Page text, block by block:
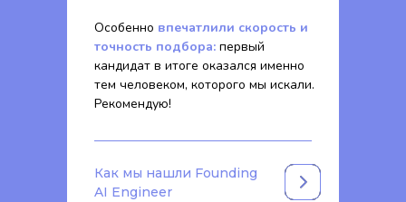
Особенно впечатлили скорость и
точность подбора: первый
кандидат в итоге оказался именно
тем человеком, которого мы искали.
Рекомендую!
Как мы нашли Founding
AI Engineer